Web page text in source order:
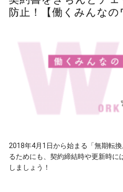
防止！【働くみんなの
2018年4月1日から始まる「無期転
るためにも、契約締結時や更新時に
しましょう！